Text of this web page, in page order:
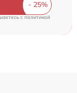
cполитикой